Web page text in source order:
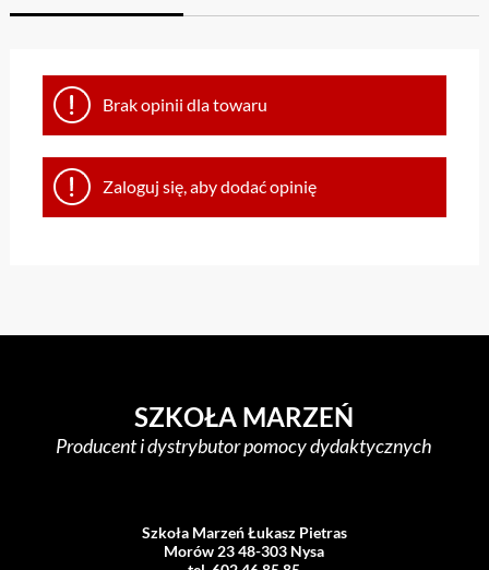
Brak opinii dla towaru
Zaloguj się, aby dodać opinię
SZKOŁA MARZEŃ
Producent i dystrybutor pomocy dydaktycznych
Szkoła Marzeń Łukasz Pietras
Morów 23 48-303 Nysa